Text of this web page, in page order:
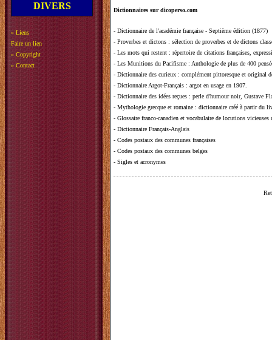
DIVERS
» Liens
Faire un lien
» Copyright
» Contact
Dictionnaires sur dicoperso.com
- Dictionnaire de l'académie française - Septième édition (1877)
- Proverbes et dictons : sélection de proverbes et de dictons
- Les mots qui restent : répertoire de citations françaises,
- Les Munitions du Pacifisme : Anthologie de plus de 400
- Dictionnaire des curieux : complément pittoresque et original
- Dictionnaire Argot-Français : argot en usage en 1907.
- Dictionnaire des idées reçues : perle d'humour noir, Gustave
- Mythologie grecque et romaine : dictionnaire créé à partir du
- Glossaire franco-canadien et vocabulaire de locutions vicieuses
- Dictionnaire Français-Anglais
- Codes postaux des communes françaises
- Codes postaux des communes belges
- Sigles et acronymes